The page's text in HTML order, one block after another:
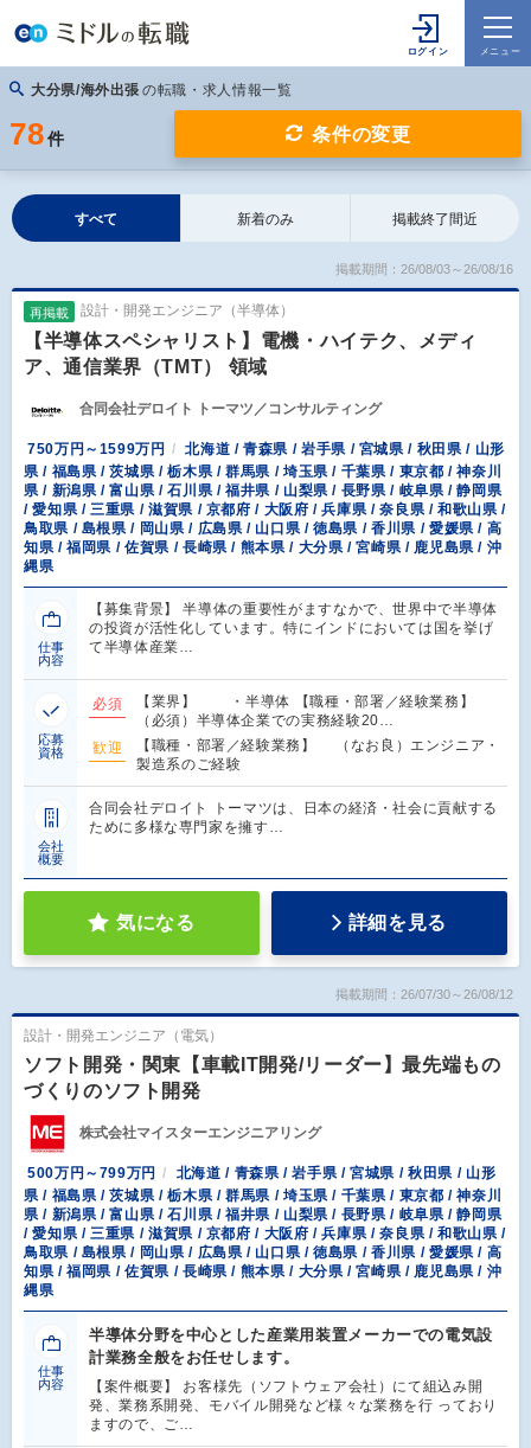
大分県/海外出張 の転職・求人情報一覧
78 件 条件の変更
すべて 新着のみ 掲載終了間近
掲載期間：26/08/03～26/08/16
再掲載 設計・開発エンジニア（半導体）
【半導体スペシャリスト】電機・ハイテク、メディ
ア、通信業界（TMT） 領域
合同会社デロイト トーマツ／コンサルティング
750万円～1599万円
北海道 / 青森県 / 岩手県 / 宮城県 / 秋田県 / 山形
県 / 福島県 / 茨城県 / 栃木県 / 群馬県 / 埼玉県 / 千葉県 / 東京都 / 神奈川
県 / 新潟県 / 富山県 / 石川県 / 福井県 / 山梨県 / 長野県 / 岐阜県 / 静岡県
/ 愛知県 / 三重県 / 滋賀県 / 京都府 / 大阪府 / 兵庫県 / 奈良県 / 和歌山県 /
鳥取県 / 島根県 / 岡山県 / 広島県 / 山口県 / 徳島県 / 香川県 / 愛媛県 / 高
知県 / 福岡県 / 佐賀県 / 長崎県 / 熊本県 / 大分県 / 宮崎県 / 鹿児島県 / 沖
縄県
仕事
内容
【募集背景】 半導体の重要性がますなかで、世界中で半導体
の投資が活性化しています。特にインドにおいては国を挙げ
て半導体産業…
応募
資格
必須
【業界】 ・半導体 【職種・部署／経験業務】
（必須）半導体企業での実務経験20…
歓迎
【職種・部署／経験業務】 （なお良）エンジニア・
製造系のご経験
会社
概要
合同会社デロイト トーマツは、日本の経済・社会に貢献する
ために多様な専門家を擁す…
気になる 詳細を見る
掲載期間：26/07/30～26/08/12
設計・開発エンジニア（電気）
ソフト開発・関東【車載IT開発/リーダー】最先端もの
づくりのソフト開発
株式会社マイスターエンジニアリング
500万円～799万円
北海道 / 青森県 / 岩手県 / 宮城県 / 秋田県 / 山形
県 / 福島県 / 茨城県 / 栃木県 / 群馬県 / 埼玉県 / 千葉県 / 東京都 / 神奈川
県 / 新潟県 / 富山県 / 石川県 / 福井県 / 山梨県 / 長野県 / 岐阜県 / 静岡県
/ 愛知県 / 三重県 / 滋賀県 / 京都府 / 大阪府 / 兵庫県 / 奈良県 / 和歌山県 /
鳥取県 / 島根県 / 岡山県 / 広島県 / 山口県 / 徳島県 / 香川県 / 愛媛県 / 高
知県 / 福岡県 / 佐賀県 / 長崎県 / 熊本県 / 大分県 / 宮崎県 / 鹿児島県 / 沖
縄県
仕事
内容
半導体分野を中心とした産業用装置メーカーでの電気設
計業務全般をお任せします。
【案件概要】 お客様先（ソフトウェア会社）にて組込み開
発、業務系開発、モバイル開発など様々な業務を行 っており
ますので、ご…